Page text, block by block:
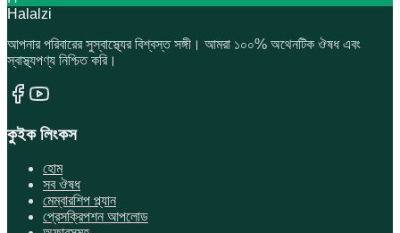
Halalzi
আপনার পরিবারের সুস্বাস্থ্যের বিশ্বস্ত সঙ্গী। আমরা ১০০% অথেনটিক ঔষধ এবং
স্বাস্থ্যপণ্য নিশ্চিত করি।
কুইক লিংকস
হোম
সব ঔষধ
মেম্বারশিপ প্ল্যান
প্রেসক্রিপশন আপলোড